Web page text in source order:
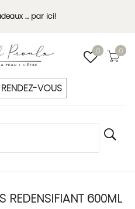
... par ici!
0 0
VOUS
REDENSIFIANT 600ML